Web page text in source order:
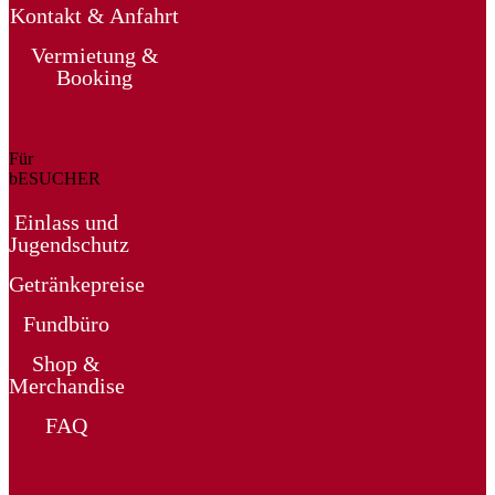
Kontakt & Anfahrt
Vermietung &
Booking
Für
bESUCHER
Einlass und
Jugendschutz
Getränkepreise
Fundbüro
Shop &
Merchandise
FAQ